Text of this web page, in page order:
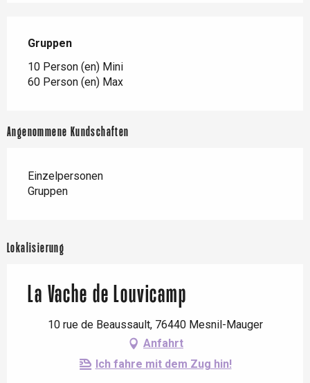
Gruppen
Gruppen
10 Person (en) Mini
60 Person (en) Max
Angenommene Kundschaften
Einzelpersonen
Gruppen
Lokalisierung
La Vache de Louvicamp
10 rue de Beaussault, 76440 Mesnil-Mauger
Anfahrt
Ich fahre mit dem Zug hin!